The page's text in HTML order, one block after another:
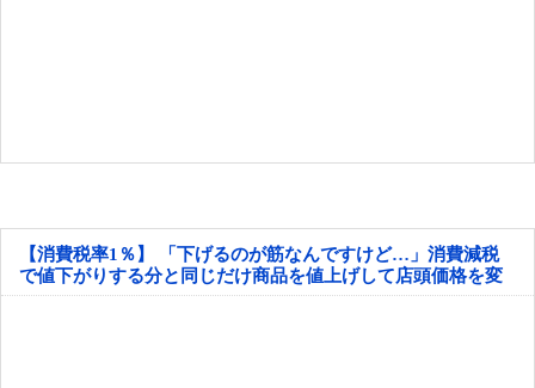
【消費税率1％】 「下げるのが筋なんですけど…」消費減税
で値下がりする分と同じだけ商品を値上げして店頭価格を変
えない店も